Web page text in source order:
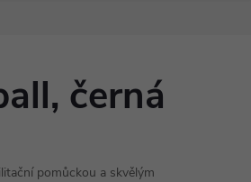
černá
pomůckou a skvělým